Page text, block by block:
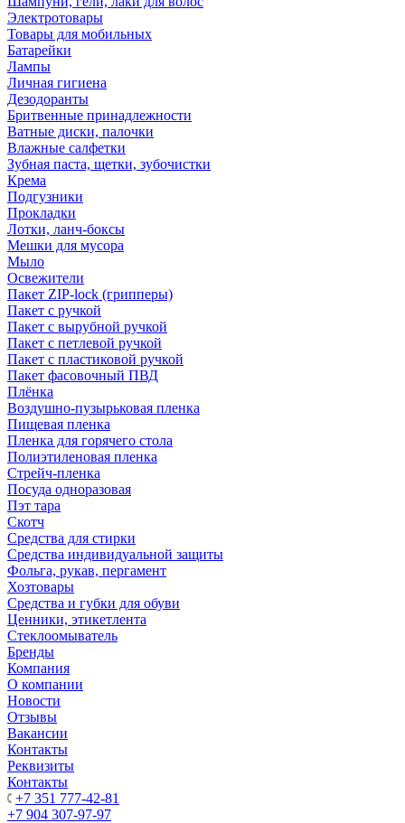
Электротовары
Товары для мобильных
Батарейки
Лампы
Личная гигиена
Дезодоранты
Бритвенные принадлежности
Ватные диски, палочки
Влажные салфетки
Зубная паста, щетки, зубочистки
Крема
Подгузники
Прокладки
Лотки, ланч-боксы
Мешки для мусора
Мыло
Освежители
Пакет ZIP-lock (грипперы)
Пакет с ручкой
Пакет с вырубной ручкой
Пакет с петлевой ручкой
Пакет с пластиковой ручкой
Пакет фасовочный ПВД
Плёнка
Воздушно-пузырьковая пленка
Пищевая пленка
Пленка для горячего стола
Полиэтиленовая пленка
Стрейч-пленка
Посуда одноразовая
Пэт тара
Скотч
Средства для стирки
Средства индивидуальной защиты
Фольга, рукав, пергамент
Хозтовары
Средства и губки для обуви
Ценники, этикетлента
Стеклоомыватель
Бренды
Компания
О компании
Новости
Отзывы
Вакансии
Контакты
Реквизиты
Контакты
+7 351 777-42-81
+7 904 307-97-97